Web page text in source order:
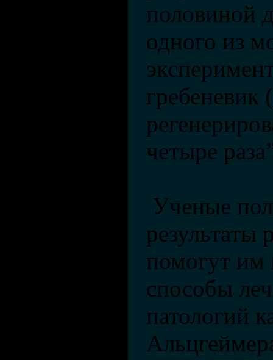
половиной
одного из
четыре
Ученые
результаты
помогут им
способы
патологий